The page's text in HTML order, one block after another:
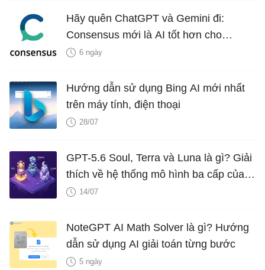
Hãy quên ChatGPT và Gemini đi:
Consensus mới là AI tốt hơn cho
nghiên cứu!
6 ngày
Hướng dẫn sử dụng Bing AI mới nhất
trên máy tính, điện thoại
28/07
GPT-5.6 Soul, Terra và Luna là gì? Giải
thích về hệ thống mô hình ba cấp của
OpenAI
14/07
NoteGPT AI Math Solver là gì? Hướng
dẫn sử dụng AI giải toán từng bước
5 ngày